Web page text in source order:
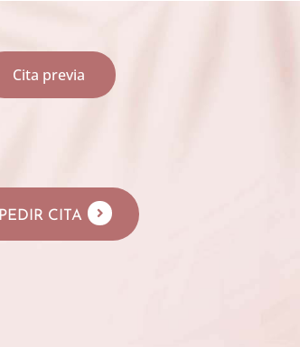
Cita previa
PEDIR CITA